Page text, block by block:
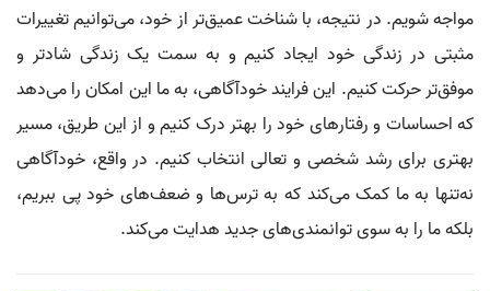
مواجه شویم. در نتیجه، با شناخت عمیق‌تر از خود، می‌توانیم تغییرات
مثبتی در زندگی خود ایجاد کنیم و به سمت یک زندگی شادتر و
موفق‌تر حرکت کنیم. این فرایند خودآگاهی، به ما این امکان را می‌دهد
که احساسات و رفتارهای خود را بهتر درک کنیم و از این طریق، مسیر
بهتری برای رشد شخصی و تعالی انتخاب کنیم. در واقع، خودآگاهی
نه‌تنها به ما کمک می‌کند که به ترس‌ها و ضعف‌های خود پی ببریم،
بلکه ما را به سوی توانمندی‌های جدید هدایت می‌کند.